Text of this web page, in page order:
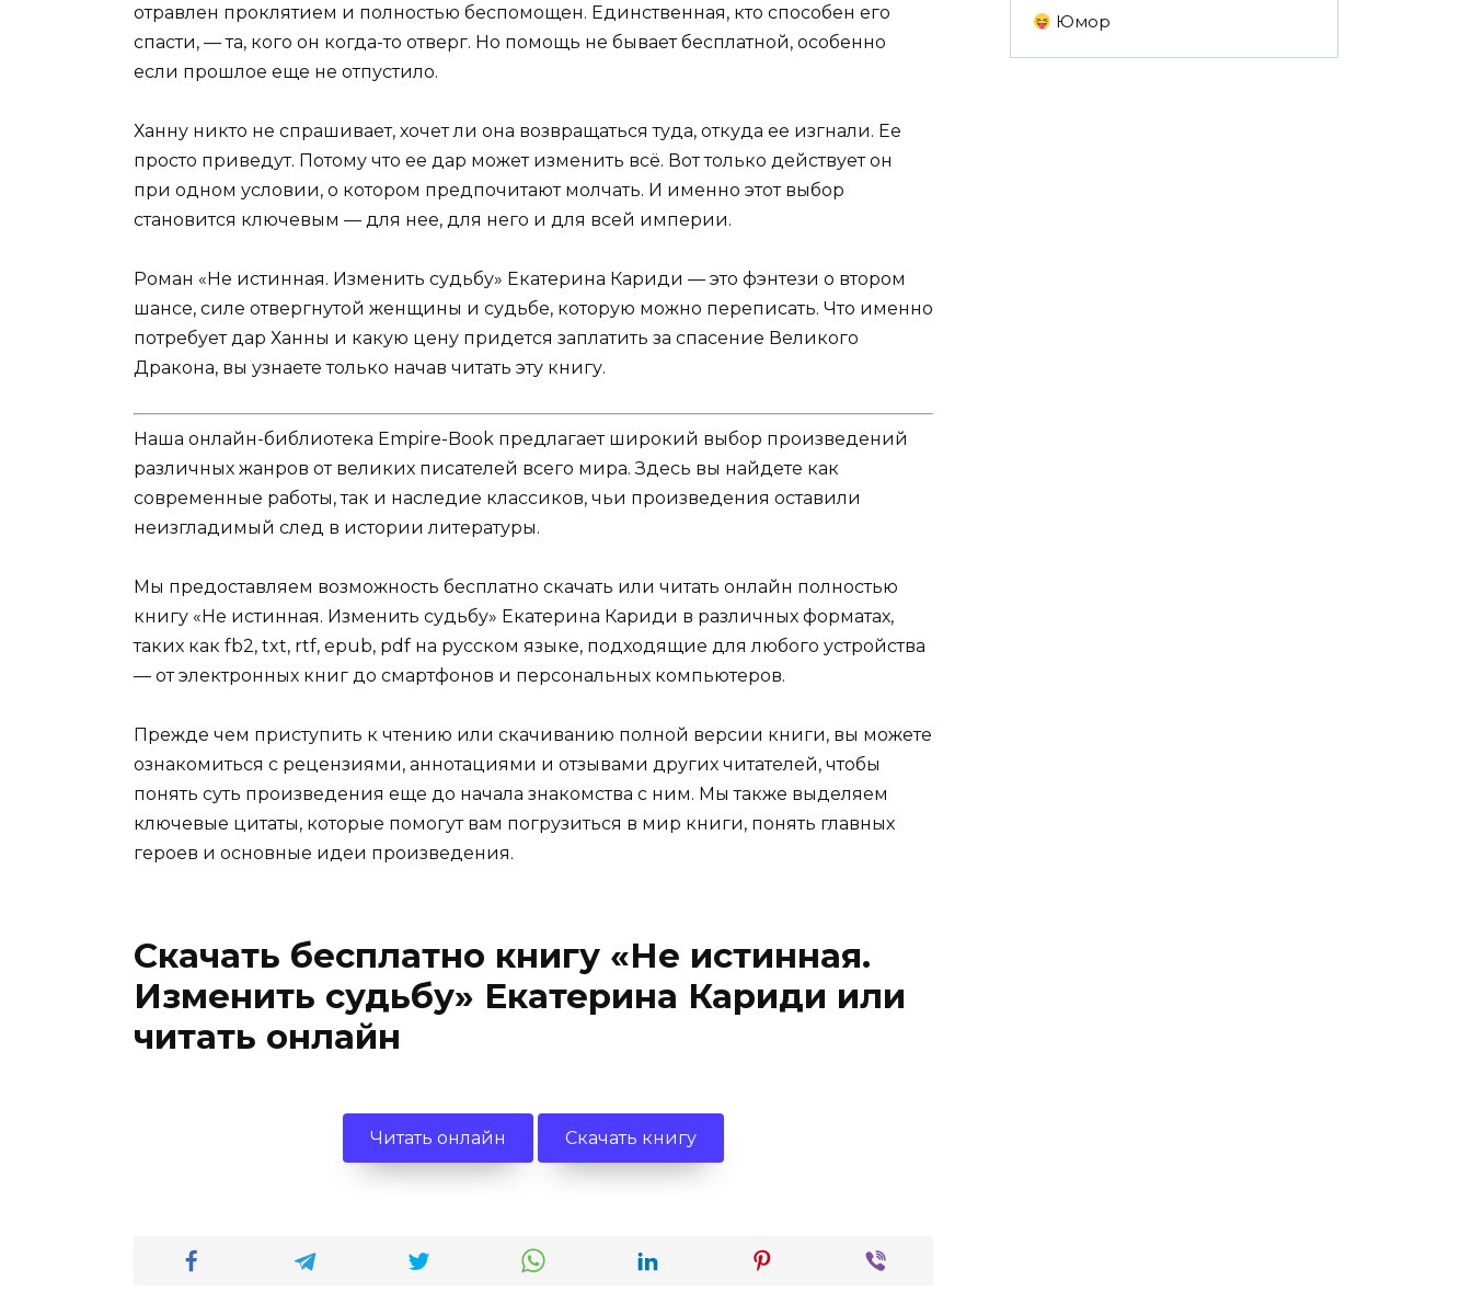
отравлен проклятием и полностью беспомощен. Единственная, кто способен его
спасти, — та, кого он когда-то отверг. Но помощь не бывает бесплатной, особенно
если прошлое еще не отпустило.
Ханну никто не спрашивает, хочет ли она возвращаться туда, откуда ее изгнали. Ее
просто приведут. Потому что ее дар может изменить всё. Вот только действует он
при одном условии, о котором предпочитают молчать. И именно этот выбор
становится ключевым — для нее, для него и для всей империи.
Роман «Не истинная. Изменить судьбу» Екатерина Кариди — это фэнтези о втором
шансе, силе отвергнутой женщины и судьбе, которую можно переписать. Что именно
потребует дар Ханны и какую цену придется заплатить за спасение Великого
Дракона, вы узнаете только начав читать эту книгу.
Наша онлайн-библиотека Empire-Book предлагает широкий выбор произведений
различных жанров от великих писателей всего мира. Здесь вы найдете как
современные работы, так и наследие классиков, чьи произведения оставили
неизгладимый след в истории литературы.
Мы предоставляем возможность бесплатно скачать или читать онлайн полностью
книгу «Не истинная. Изменить судьбу» Екатерина Кариди в различных форматах,
таких как fb2, txt, rtf, epub, pdf на русском языке, подходящие для любого устройства
— от электронных книг до смартфонов и персональных компьютеров.
Прежде чем приступить к чтению или скачиванию полной версии книги, вы можете
ознакомиться с рецензиями, аннотациями и отзывами других читателей, чтобы
понять суть произведения еще до начала знакомства с ним. Мы также выделяем
ключевые цитаты, которые помогут вам погрузиться в мир книги, понять главных
героев и основные идеи произведения.
Скачать бесплатно книгу «Не истинная.
Изменить судьбу» Екатерина Кариди или
читать онлайн
Читать онлайн Скачать книгу
Юмор